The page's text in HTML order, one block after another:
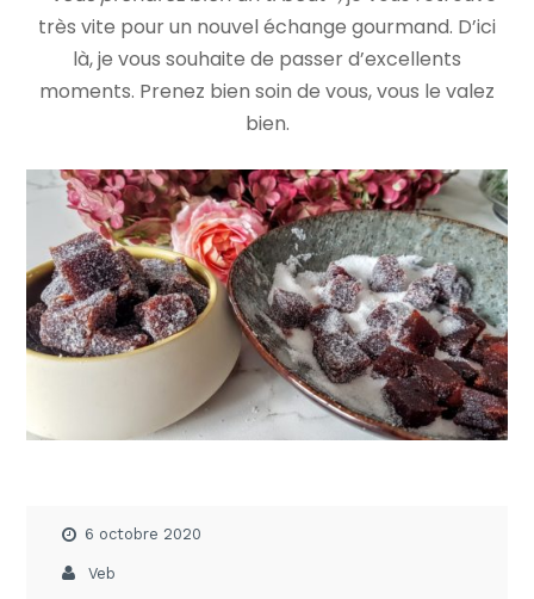
très vite pour un nouvel échange gourmand. D’ici
là, je vous souhaite de passer d’excellents
moments. Prenez bien soin de vous, vous le valez
bien.
6 octobre 2020
Veb